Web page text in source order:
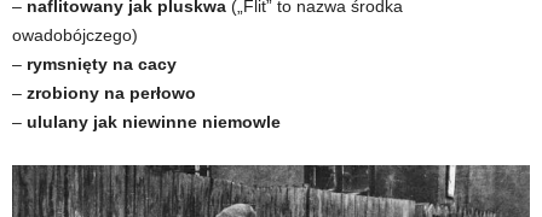
– naflitowany jak pluskwa („Flit” to nazwa środka
owadobójczego)
– rymsnięty na cacy
– zrobiony na perłowo
– ululany jak niewinne niemowle